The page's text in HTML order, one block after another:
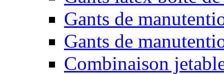
Gants de
Gants de
Combinaison